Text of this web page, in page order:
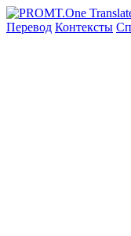
Перевод Контексты